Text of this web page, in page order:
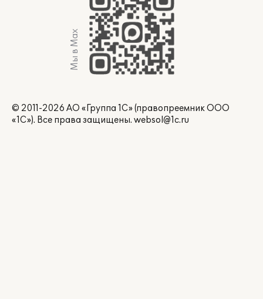
Мы в Max
© 2011-2026 АО «Группа 1С» (правопреемник ООО
«1С»). Все права защищены. websol@1c.ru